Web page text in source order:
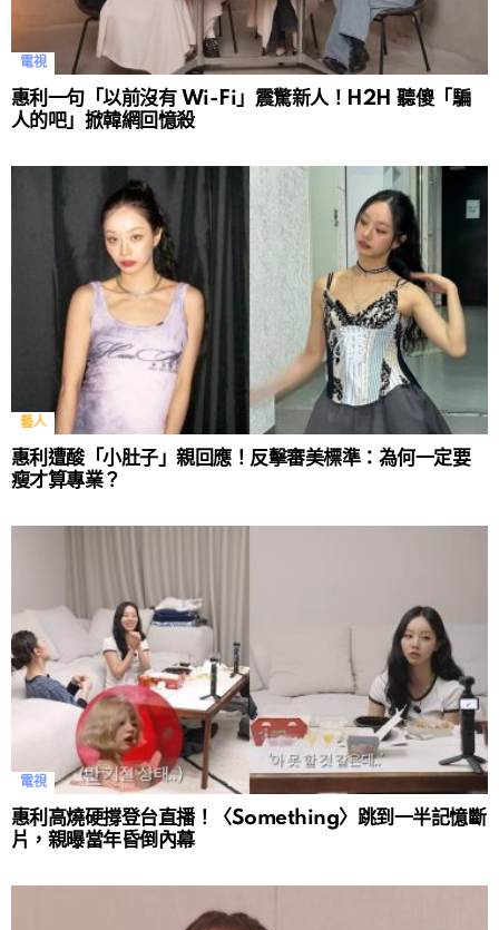
電視
惠利一句「以前沒有 Wi-Fi」震驚新人！H2H 聽傻「騙
人的吧」掀韓網回憶殺
藝人
惠利遭酸「小肚子」親回應！反擊審美標準：為何一定要
瘦才算專業？
電視
惠利高燒硬撐登台直播！〈Something〉跳到一半記憶斷
片，親曝當年昏倒內幕